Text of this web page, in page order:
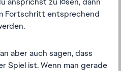
Fortschritt entsprechend
aber auch sagen, dass
Spiel ist. Wenn man gerade